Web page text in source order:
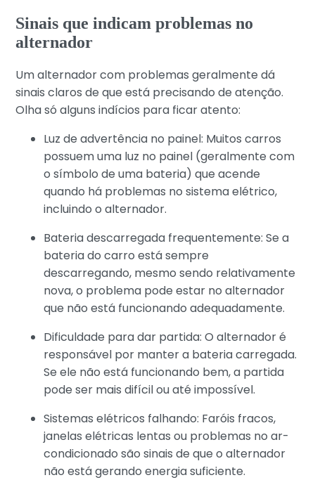
Sinais que indicam problemas no
alternador
Um alternador com problemas geralmente dá
sinais claros de que está precisando de atenção.
Olha só alguns indícios para ficar atento:
Luz de advertência no painel: Muitos carros
possuem uma luz no painel (geralmente com
o símbolo de uma bateria) que acende
quando há problemas no sistema elétrico,
incluindo o alternador.
Bateria descarregada frequentemente: Se a
bateria do carro está sempre
descarregando, mesmo sendo relativamente
nova, o problema pode estar no alternador
que não está funcionando adequadamente.
Dificuldade para dar partida: O alternador é
responsável por manter a bateria carregada.
Se ele não está funcionando bem, a partida
pode ser mais difícil ou até impossível.
Sistemas elétricos falhando: Faróis fracos,
janelas elétricas lentas ou problemas no ar-
condicionado são sinais de que o alternador
não está gerando energia suficiente.